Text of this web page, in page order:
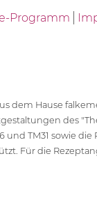
Programm
dem Hause
des
und TM31 sowie
Für die